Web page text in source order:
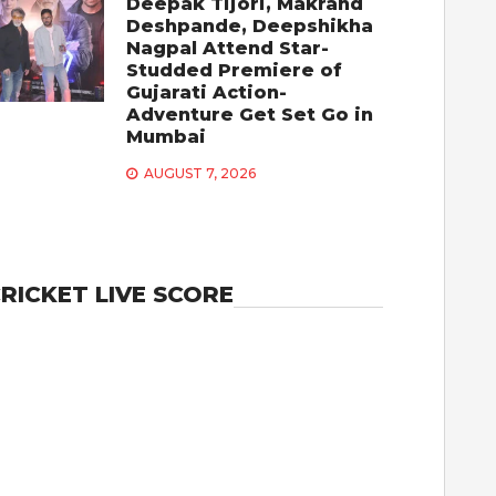
Deshpande, Deepshikha
Nagpal Attend Star-
Studded Premiere of
Gujarati Action-
Adventure Get Set Go in
Mumbai
AUGUST 7, 2026
LIVE SCORE